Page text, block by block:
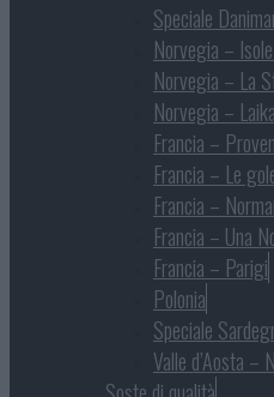
Speciale
Norvegia –
Norvegia – La
Norvegia –
Francia –
Francia – Le
Francia –
Francia – Una
Francia – Parigi
Polonia
Speciale
Valle d’Aosta –